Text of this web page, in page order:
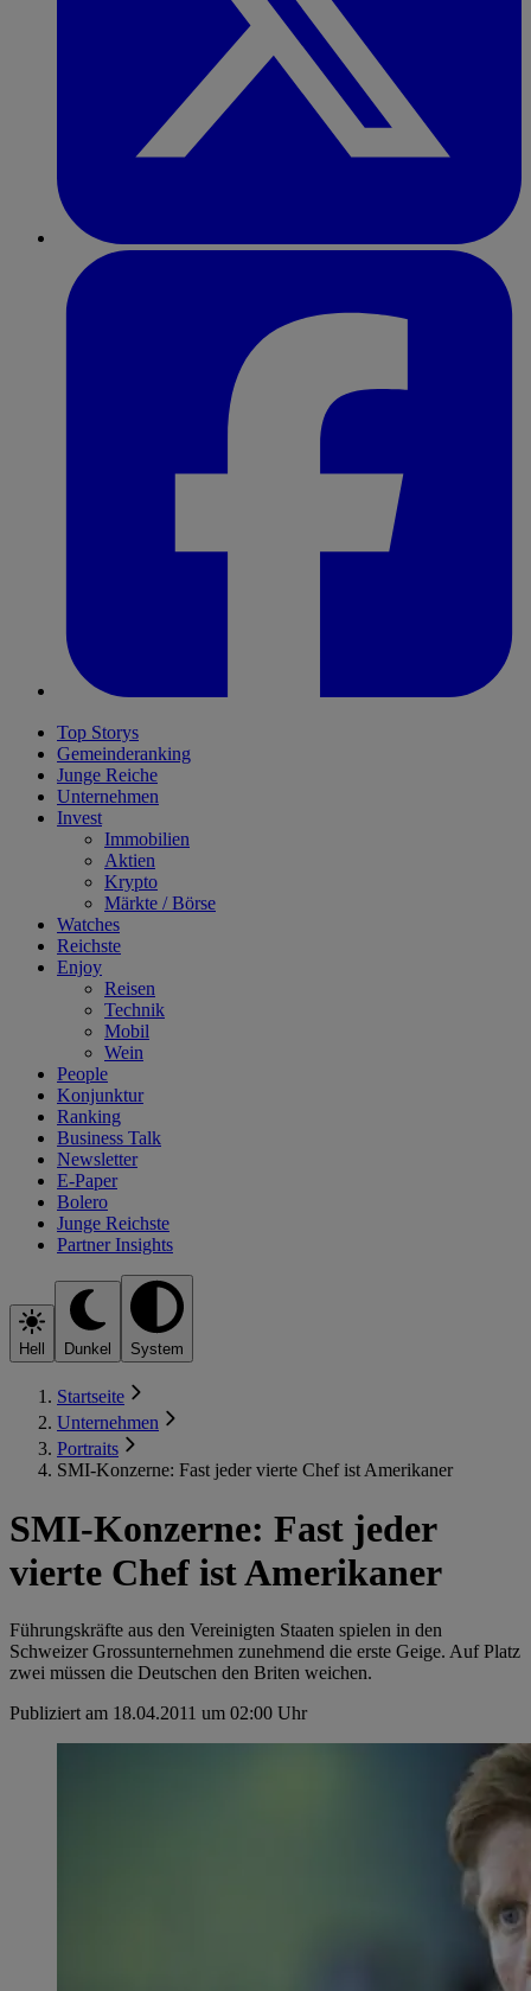
Top Storys
Gemeinderanking
Junge Reiche
Unternehmen
Invest
Immobilien
Aktien
Krypto
Märkte / Börse
Watches
Reichste
Enjoy
Reisen
Technik
Mobil
Wein
People
Konjunktur
Ranking
Business Talk
Newsletter
E-Paper
Bolero
Junge Reichste
Partner Insights
Hell Dunkel System
Startseite
Unternehmen
Portraits
SMI-Konzerne: Fast jeder vierte Chef ist Amerikaner
SMI-Konzerne: Fast jeder
vierte Chef ist Amerikaner
Führungskräfte aus den Vereinigten Staaten spielen in den
Schweizer Grossunternehmen zunehmend die erste Geige. Auf Platz
zwei müssen die Deutschen den Briten weichen.
Publiziert am 18.04.2011 um 02:00 Uhr